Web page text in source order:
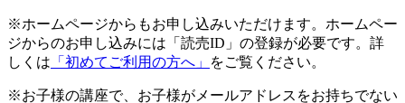
※ホームページからもお申し込みいただけます。ホームペー
ジからのお申し込みには「読売ID」の登録が必要です。詳
しくは 「初めてご利用の方へ」 をご覧ください。
※お子様の講座で、お子様がメールアドレスをお持ちでない